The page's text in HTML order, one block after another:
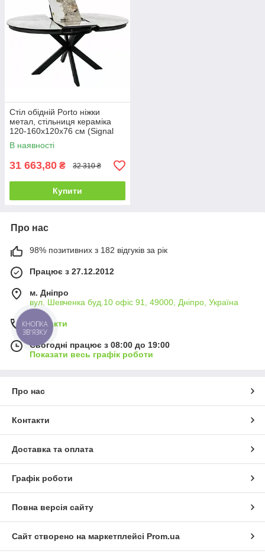
Стіл обідній Porto ніжки
метал, стільниця кераміка
120-160х120х76 см (Signal
ТМ)
В наявності
31 663,80 ₴ 32 310 ₴
Купити
Про нас
98% позитивних з 182 відгуків за рік
Працює з 27.12.2012
м. Дніпро
вул. Шевченка буд.10 офіс 91, 49000, Дніпро, Україна
Контакти
Сьогодні працює з 08:00 до 19:00
Показати весь графік роботи
Про нас
Контакти
Доставка та оплата
Графік роботи
Повна версія сайту
Сайт створено на маркетплейсі Prom.ua
КНОПКА
ЗВ'ЯЗКУ